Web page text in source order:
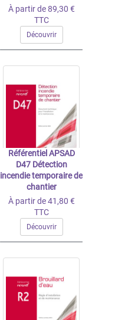
À partir de 89,30 €
TTC
Découvrir
Référentiel APSAD
D47 Détection
incendie temporaire de
chantier
À partir de 41,80 €
TTC
Découvrir